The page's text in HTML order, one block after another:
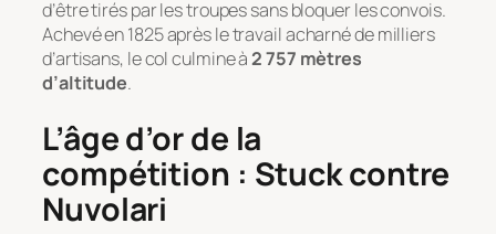
d’être tirés par les troupes sans bloquer les convois.
Achevé en 1825 après le travail acharné de milliers
d’artisans, le col culmine à2 757 mètres
d’altitude.
L’âge d’or de la
compétition : Stuck contre
Nuvolari